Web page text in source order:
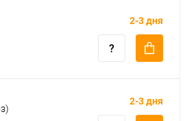
2-3 дня
2-3 дня